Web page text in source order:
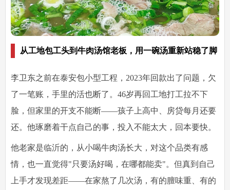
从工地包工头到牛肉汤馆老板，用一碗汤重新站稳了脚
李卫东之前在泰安包小型工程，2023年回款出了问题，欠
了一笔账，手里的活也断了。46岁再回工地打工拉不下
脸，但家里的开支不能断——孩子上高中、房贷每月还要
还。他琢磨着干点自己的事，投入不能太大，回本要快。
他老家是临沂的，从小喝牛肉汤长大，对这个品类有感
情，也一直觉得"只要汤好喝，在哪都能卖"。但真到自己
上手才发现差距——在家熬了几次汤，有的膻味重、有的